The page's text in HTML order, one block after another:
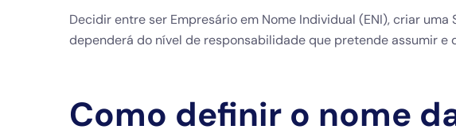
Decidir entre ser Empresário em Nome Individual (ENI), criar
dependerá do nível de responsabilidade que pretende assumir e
Como definir o nome